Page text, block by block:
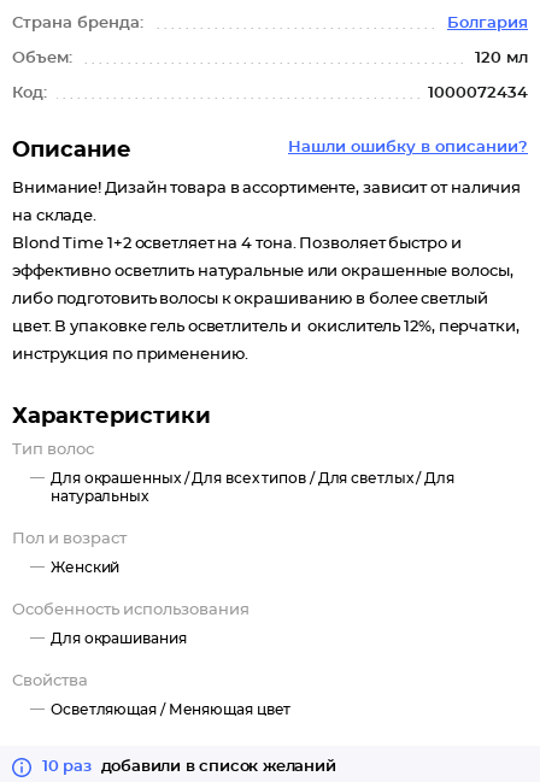
Страна бренда: Болгария
Объем: 120 мл
Код: 1000072434
Нашли ошибку в описании?
Описание
Внимание! Дизайн товара в ассортименте, зависит от наличия
на складе.
Blond Time 1+2 осветляет на 4 тона. Позволяет быстро и
эффективно осветлить натуральные или окрашенные волосы,
либо подготовить волосы к окрашиванию в более светлый
цвет. В упаковке гель осветлитель и окислитель 12%, перчатки,
инструкция по применению.
Характеристики
Тип волос
Для окрашенных /Для всех типов / Для светлых / Для
натуральных
Пол и возраст
Женский
Особенность использования
Для окрашивания
Свойства
Осветляющая / Меняющая цвет
10 раз добавили в список желаний